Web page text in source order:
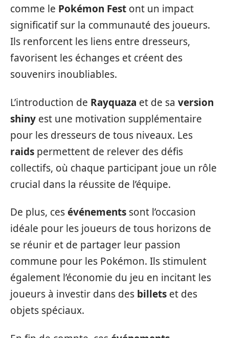
comme le Pokémon Fest ont un impact
significatif sur la communauté des joueurs.
Ils renforcent les liens entre dresseurs,
favorisent les échanges et créent des
souvenirs inoubliables.
L’introduction de Rayquaza et de sa version
shiny est une motivation supplémentaire
pour les dresseurs de tous niveaux. Les
raids permettent de relever des défis
collectifs, où chaque participant joue un rôle
crucial dans la réussite de l’équipe.
De plus, cesévénements sont l’occasion
idéale pour les joueurs de tous horizons de
se réunir et de partager leur passion
commune pour les Pokémon. Ils stimulent
également l’économie du jeu en incitant les
joueurs à investir dans des billets et des
objets spéciaux.